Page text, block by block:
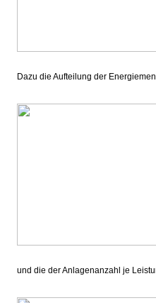
Dazu die Aufteilung der
und die der Anlagenanzahl je